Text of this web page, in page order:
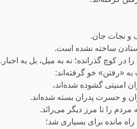
و نجات جان.
ساخته نشده است.
کوچ گذرانده؛ نه به میل، بل به اجبار.
«رفتن» خو گرفته‌اند:
امنیتی گشوده شده‌اند،
و حسرت پدران بسته شده‌اند.
را تا مرز دیگر می‌رانَد.
راه مانده برای بسیاری شد؛